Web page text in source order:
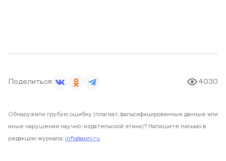
Поделиться 4030
Обнаружили грубую ошибку (плагиат, фальсифицированные данные или
иные нарушения научно-издательской этики)? Напишите письмо в
редакцию журнала: info@apni.ru